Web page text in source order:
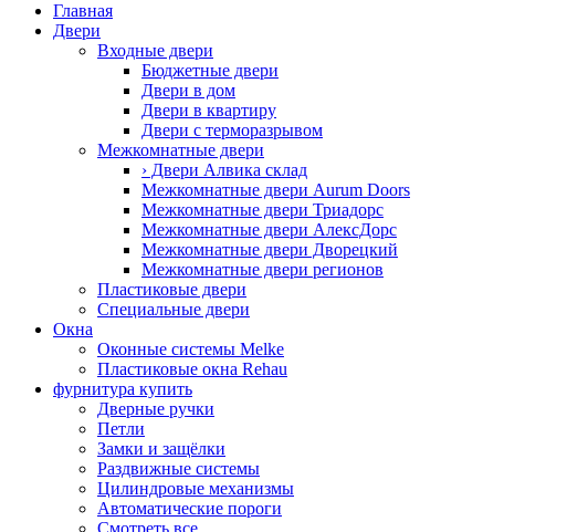
Главная
Двери
Входные двери
Бюджетные двери
Двери в дом
Двери в квартиру
Двери с терморазрывом
Межкомнатные двери
› Двери Алвика склад
Межкомнатные двери Aurum Doors
Межкомнатные двери Триадорс
Межкомнатные двери АлексДорс
Межкомнатные двери Дворецкий
Межкомнатные двери регионов
Пластиковые двери
Специальные двери
Окна
Оконные системы Melke
Пластиковые окна Rehau
фурнитура купить
Дверные ручки
Петли
Замки и защёлки
Раздвижные системы
Цилиндровые механизмы
Автоматические пороги